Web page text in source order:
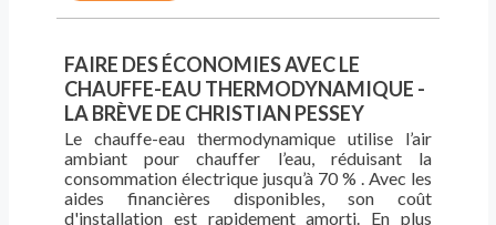
FAIRE DES ÉCONOMIES AVEC LE
CHAUFFE-EAU THERMODYNAMIQUE -
LA BRÈVE DE CHRISTIAN PESSEY
Le chauffe-eau thermodynamique utilise l’air
ambiant pour chauffer l’eau, réduisant la
consommation électrique jusqu’à 70 % . Avec les
aides financières disponibles, son coût
d'installation est rapidement amorti. En plus